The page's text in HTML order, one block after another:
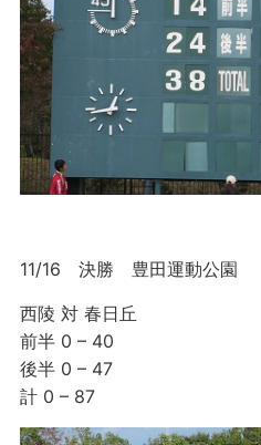
11/16 決勝 豊田運動公園
西陵 対 春日丘
前半 0 – 40
後半 0 – 47
計 0 – 87